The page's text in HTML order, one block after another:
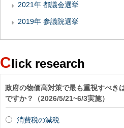
2021年 都議会選挙
2019年 参議院選挙
Click research